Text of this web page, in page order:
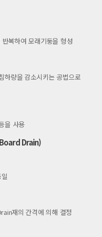
복하여 모래기둥을 형성
하량을 감소시키는 공법으로
을 사용
Drain)
재의 간격에 의해 결정